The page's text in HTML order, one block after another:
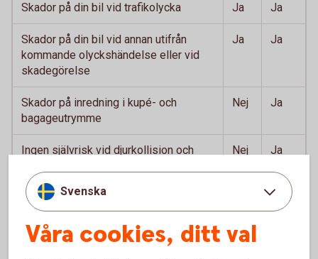
Skador på din bil vid trafikolycka Ja Ja
Skador på din bil vid annan utifrån
kommande olyckshändelse eller vid
skadegörelse
Ja Ja
Skador på inredning i kupé- och
bagageutrymme
Nej Ja
Ingen självrisk vid djurkollision och
Nej Ja
Ingen självrisk vid kollision med
utlandsregistrerat fordon
Ja
Svenska
Våra cookies, ditt val